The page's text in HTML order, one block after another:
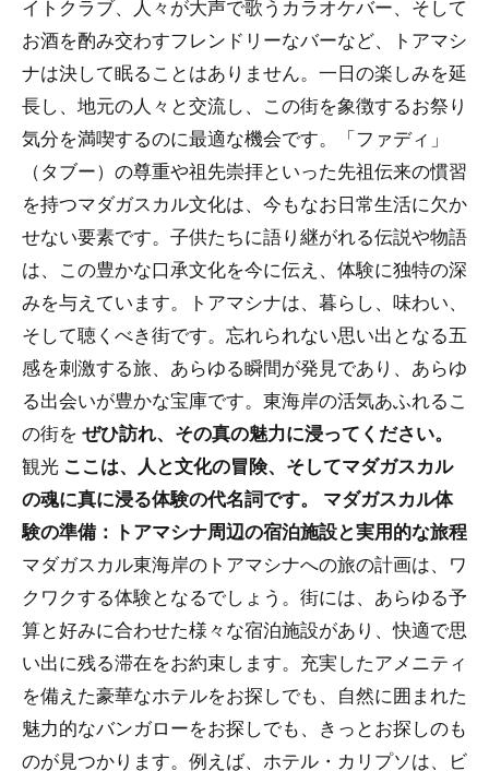
イトクラブ、人々が大声で歌うカラオケバー、そして
お酒を酌み交わすフレンドリーなバーなど、トアマシ
ナは決して眠ることはありません。一日の楽しみを延
長し、地元の人々と交流し、この街を象徴するお祭り
気分を満喫するのに最適な機会です。「ファディ」
（タブー）の尊重や祖先崇拝といった先祖伝来の慣習
を持つマダガスカル文化は、今もなお日常生活に欠か
せない要素です。子供たちに語り継がれる伝説や物語
は、この豊かな口承文化を今に伝え、体験に独特の深
みを与えています。トアマシナは、暮らし、味わい、
そして聴くべき街です。忘れられない思い出となる五
感を刺激する旅、あらゆる瞬間が発見であり、あらゆ
る出会いが豊かな宝庫です。東海岸の活気あふれるこ
の街を ぜひ訪れ、その真の魅力に浸ってください。
観光 ここは、人と文化の冒険、そしてマダガスカル
の魂に真に浸る体験の代名詞です。
マダガスカル体
験の準備：トアマシナ周辺の宿泊施設と実用的な旅程
マダガスカル東海岸のトアマシナへの旅の計画は、ワ
クワクする体験となるでしょう。街には、あらゆる予
算と好みに合わせた様々な宿泊施設があり、快適で思
い出に残る滞在をお約束します。充実したアメニティ
を備えた豪華なホテルをお探しでも、自然に囲まれた
魅力的なバンガローをお探しでも、きっとお探しのも
のが見つかります。例えば、ホテル・カリプソは、ビ